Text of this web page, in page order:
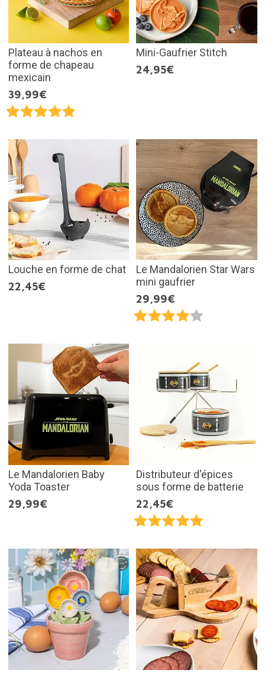
Plateau à nachos en
forme de chapeau
mexicain
39,99€
Mini-Gaufrier Stitch
24,95€
Louche en forme de chat
22,45€
Le Mandalorien Star Wars
mini gaufrier
29,99€
Le Mandalorien Baby
Yoda Toaster
29,99€
Distributeur d'épices
sous forme de batterie
22,45€